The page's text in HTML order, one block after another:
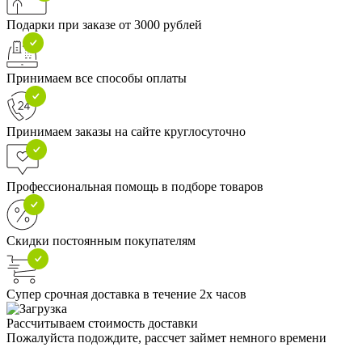
Подарки при заказе от 3000 рублей
Принимаем все способы оплаты
Принимаем заказы на сайте круглосуточно
Профессиональная помощь в подборе товаров
Скидки постоянным покупателям
Супер срочная доставка в течение 2х часов
Рассчитываем стоимость доставки
Пожалуйста подождите, рассчет займет немного времени